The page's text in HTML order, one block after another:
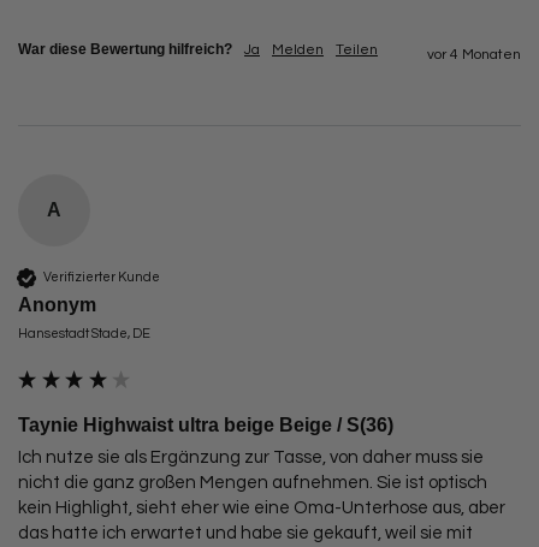
War diese Bewertung hilfreich? Ja Melden Teilen vor 4 Monaten
A
Verifizierter Kunde
Anonym
Hansestadt Stade, DE
Taynie Highwaist ultra beige Beige / S(36)
Ich nutze sie als Ergänzung zur Tasse, von daher muss sie
nicht die ganz großen Mengen aufnehmen. Sie ist optisch
kein Highlight, sieht eher wie eine Oma-Unterhose aus, aber
das hatte ich erwartet und habe sie gekauft, weil sie mit